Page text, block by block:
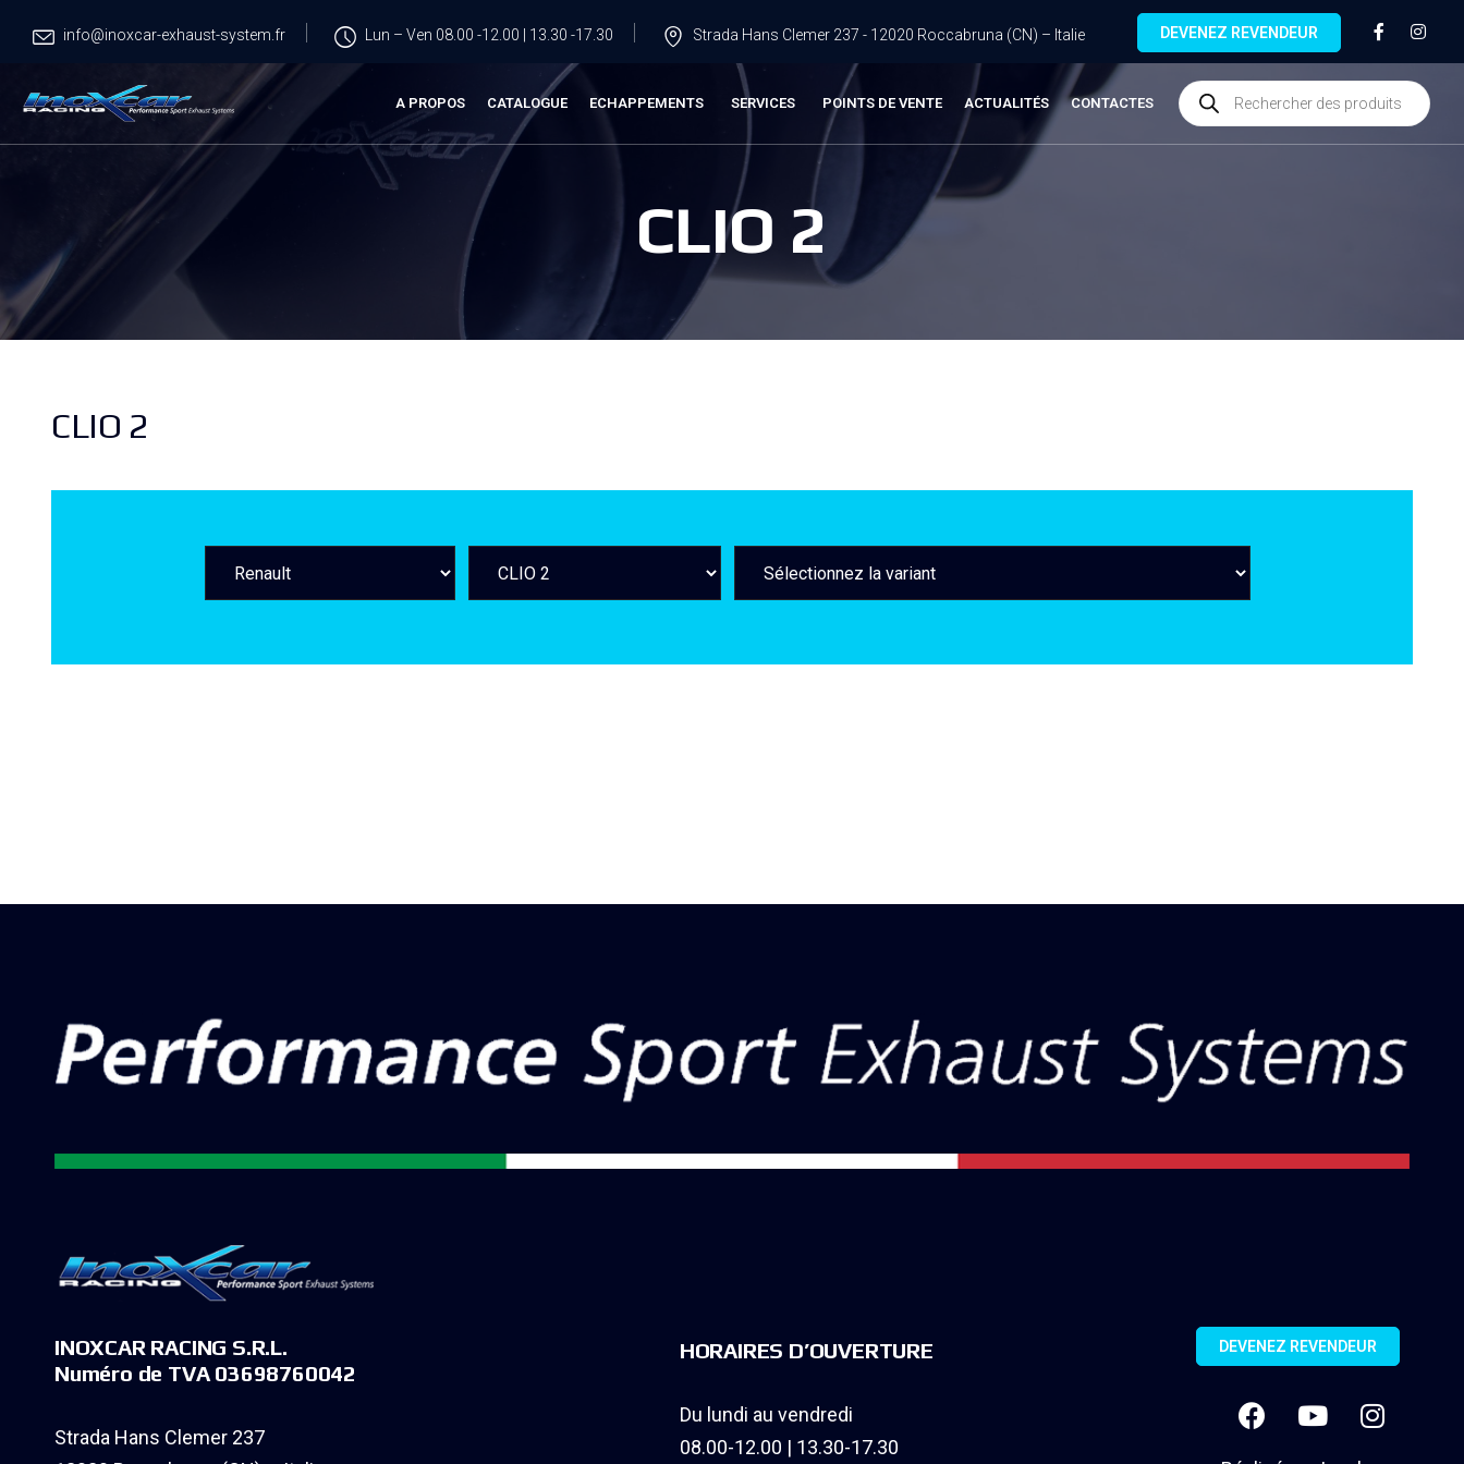
info@inoxcar-exhaust-system.fr Lun – Ven 08.00 -12.00 | 13.30 -17.30 Strada Hans Clemer 237 - 12020 Roccabruna (CN) – Italie DEVENEZ REVENDEUR
A PROPOS CATALOGUE ECHAPPEMENTS SERVICES POINTS DE VENTE ACTUALITÉS CONTACTES
CLIO 2
CLIO 2
INOXCAR RACING S.R.L.
Numéro de TVA 03698760042
Strada Hans Clemer 237
HORAIRES D’OUVERTURE
Du lundi au vendredi
08.00-12.00 | 13.30-17.30
DEVENEZ REVENDEUR